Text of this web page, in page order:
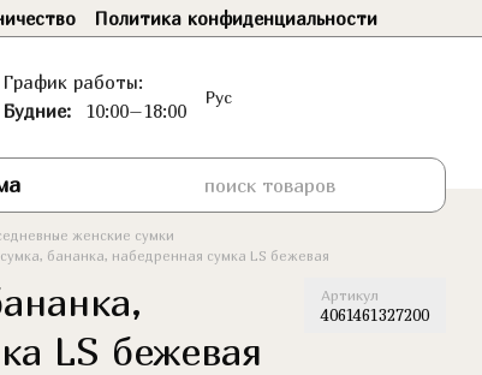
Политика конфиденциальности
График работы:
Будние:
10:00–18:00
Рус
женские сумки
бананка, набедренная сумка LS бежевая
LS бежевая
Артикул
4061461327200